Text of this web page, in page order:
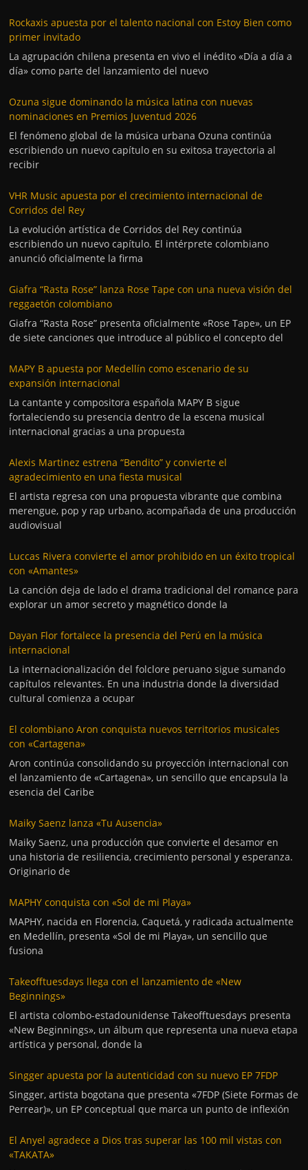
Rockaxis apuesta por el talento nacional con Estoy Bien como
primer invitado
La agrupación chilena presenta en vivo el inédito «Día a día a
día» como parte del lanzamiento del nuevo
Ozuna sigue dominando la música latina con nuevas
nominaciones en Premios Juventud 2026
El fenómeno global de la música urbana Ozuna continúa
escribiendo un nuevo capítulo en su exitosa trayectoria al
recibir
VHR Music apuesta por el crecimiento internacional de
Corridos del Rey
La evolución artística de Corridos del Rey continúa
escribiendo un nuevo capítulo. El intérprete colombiano
anunció oficialmente la firma
Giafra “Rasta Rose” lanza Rose Tape con una nueva visión del
reggaetón colombiano
Giafra “Rasta Rose” presenta oficialmente «Rose Tape», un EP
de siete canciones que introduce al público el concepto del
MAPY B apuesta por Medellín como escenario de su
expansión internacional
La cantante y compositora española MAPY B sigue
fortaleciendo su presencia dentro de la escena musical
internacional gracias a una propuesta
Alexis Martinez estrena “Bendito” y convierte el
agradecimiento en una fiesta musical
El artista regresa con una propuesta vibrante que combina
merengue, pop y rap urbano, acompañada de una producción
audiovisual
Luccas Rivera convierte el amor prohibido en un éxito tropical
con «Amantes»
La canción deja de lado el drama tradicional del romance para
explorar un amor secreto y magnético donde la
Dayan Flor fortalece la presencia del Perú en la música
internacional
La internacionalización del folclore peruano sigue sumando
capítulos relevantes. En una industria donde la diversidad
cultural comienza a ocupar
El colombiano Aron conquista nuevos territorios musicales
con «Cartagena»
Aron continúa consolidando su proyección internacional con
el lanzamiento de «Cartagena», un sencillo que encapsula la
esencia del Caribe
Maiky Saenz lanza «Tu Ausencia»
Maiky Saenz, una producción que convierte el desamor en
una historia de resiliencia, crecimiento personal y esperanza.
Originario de
MAPHY conquista con «Sol de mi Playa»
MAPHY, nacida en Florencia, Caquetá, y radicada actualmente
en Medellín, presenta «Sol de mi Playa», un sencillo que
fusiona
Takeofftuesdays llega con el lanzamiento de «New
Beginnings»
El artista colombo-estadounidense Takeofftuesdays presenta
«New Beginnings», un álbum que representa una nueva etapa
artística y personal, donde la
Singger apuesta por la autenticidad con su nuevo EP 7FDP
Singger, artista bogotana que presenta «7FDP (Siete Formas de
Perrear)», un EP conceptual que marca un punto de inflexión
El Anyel agradece a Dios tras superar las 100 mil vistas con
«TAKATA»